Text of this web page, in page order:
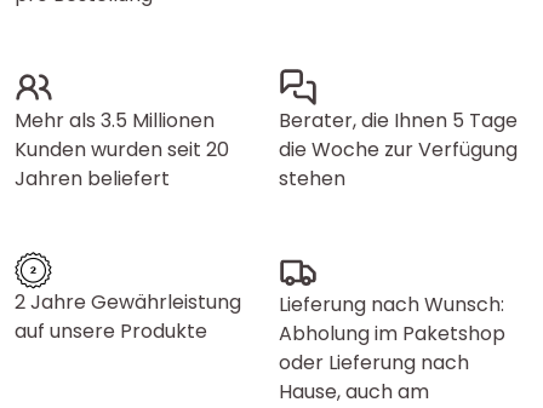
Mehr als 3.5 Millionen
Kunden wurden seit 20
Jahren beliefert
Berater, die Ihnen 5 Tage
die Woche zur Verfügung
stehen
2 Jahre Gewährleistung
auf unsere Produkte
Lieferung nach Wunsch:
Abholung im Paketshop
oder Lieferung nach
Hause, auch am